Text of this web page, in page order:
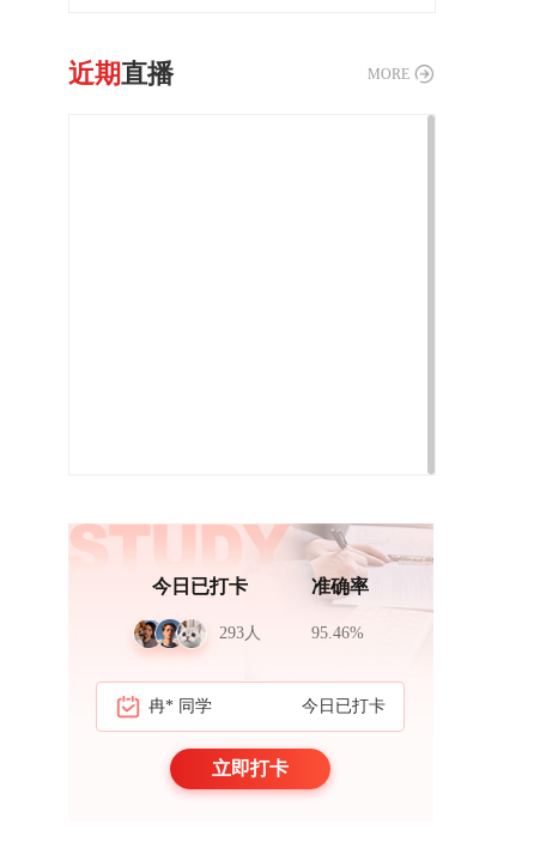
近期直播 MORE
今日已打卡
293人
准确率
95.46%
冉* 同学 今日已打卡
立即打卡